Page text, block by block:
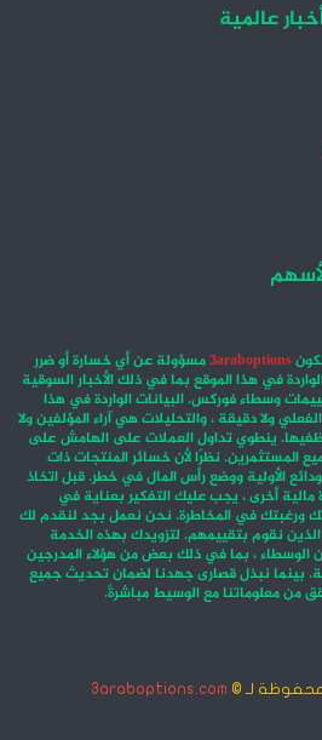
عالمية
3araboptionsمسؤولة عن أي خسارة أو ضرر
في هذا الموقع بما في ذلك الأخبار السوقية
وسطاء فوركس. البيانات الواردة في هذا
ولا دقيقة ، والتحليلات هي آراء المؤلفين ولا
ينطوي تداول العملات على الهامش على
المستثمرين. نظرًا لأن خسائر المنتجات ذات
الأولية ووضع رأس المال في خطر. قبل اتخاذ
مالية أخرى ، يجب عليك التفكير بعناية في
ورغبتك في المخاطرة. نحن نعمل بجد لنقدم لك
نقوم بتقييمهم. لتزويدك بهذه الخدمة
الوسطاء ، بما في ذلك بعض من هؤلاء المدرجين
بينما نبذل قصارى جهدنا لضمان تحديث جميع
من معلوماتنا مع الوسيط مباشرةً.
لـ © 3araboptions.com